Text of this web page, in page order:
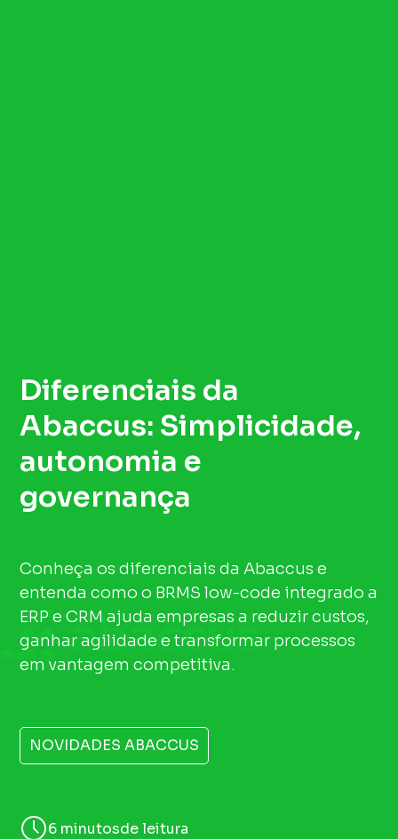
Diferenciais da
Abaccus: Simplicidade,
autonomia e
governança
Conheça os diferenciais da Abaccus e
entenda como o BRMS low-code integrado a
ERP e CRM ajuda empresas a reduzir custos,
ganhar agilidade e transformar processos
em vantagem competitiva.
NOVIDADES ABACCUS
6 minutosde leitura